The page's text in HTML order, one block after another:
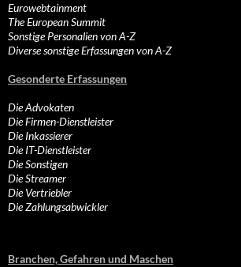
Eurowebtainment
The European Summit
Sonstige Personalien von A-Z
Diverse sonstige Erfassungen von A-Z
Gesonderte Erfassungen
Die Advokaten
Die Firmen-Dienstleister
Die Inkassierer
Die IT-Dienstleister
Die Sonstigen
Die Streamer
Die Vertriebler
Die Zahlungsabwickler
Branchen, Gefahren und Maschen